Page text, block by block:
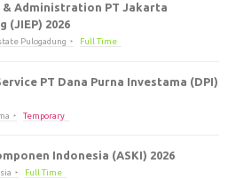
Administration PT Jakarta
(JIEP) 2026
Pulogadung Full Time
PT Dana Purna Investama (DPI)
Temporary
Indonesia (ASKI) 2026
Full Time